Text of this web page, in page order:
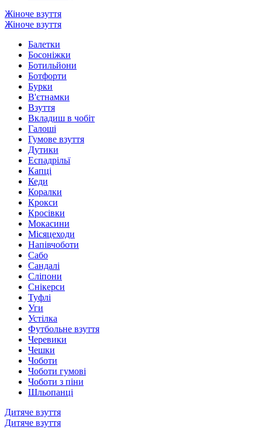
Жіноче взуття
Жіноче взуття
Балетки
Босоніжки
Ботильйони
Ботфорти
Бурки
В'єтнамки
Взуття
Вкладиш в чобіт
Галоші
Гумове взуття
Дутики
Еспадрільї
Капці
Кеди
Коралки
Крокси
Кросівки
Мокасини
Місяцеходи
Напівчоботи
Сабо
Сандалі
Сліпони
Снікерси
Туфлі
Уги
Устілка
Футбольне взуття
Черевики
Чешки
Чоботи
Чоботи гумові
Чоботи з піни
Шльопанці
Дитяче взуття
Дитяче взуття